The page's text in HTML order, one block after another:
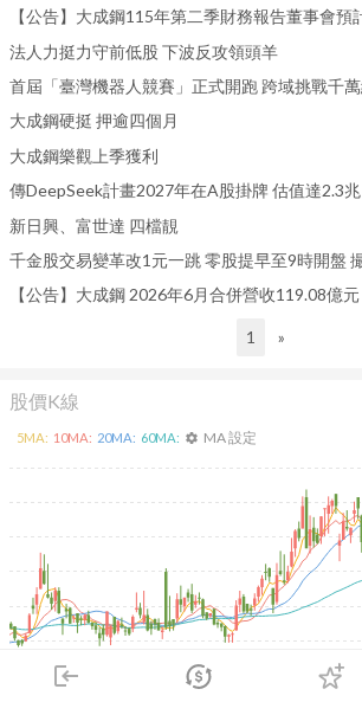
login
市場
法人力挺力守前低股 下波反攻領頭羊
大成鋼硬挺 押逾四個月
大成鋼樂觀上季獲利
傳DeepSeek計畫2027年在A股掛牌 估值達2.3兆
新日興、富世達 四檔靚
1 »
股價K線
2026/02/10 2026/04/10 2026/05/28
5MA: 10MA: 20MA: 60MA: settings MA 設定